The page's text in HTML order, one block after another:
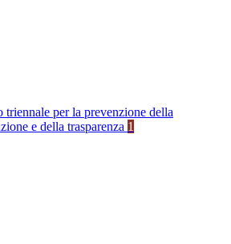
triennale per la prevenzione della
e della trasparenza 1